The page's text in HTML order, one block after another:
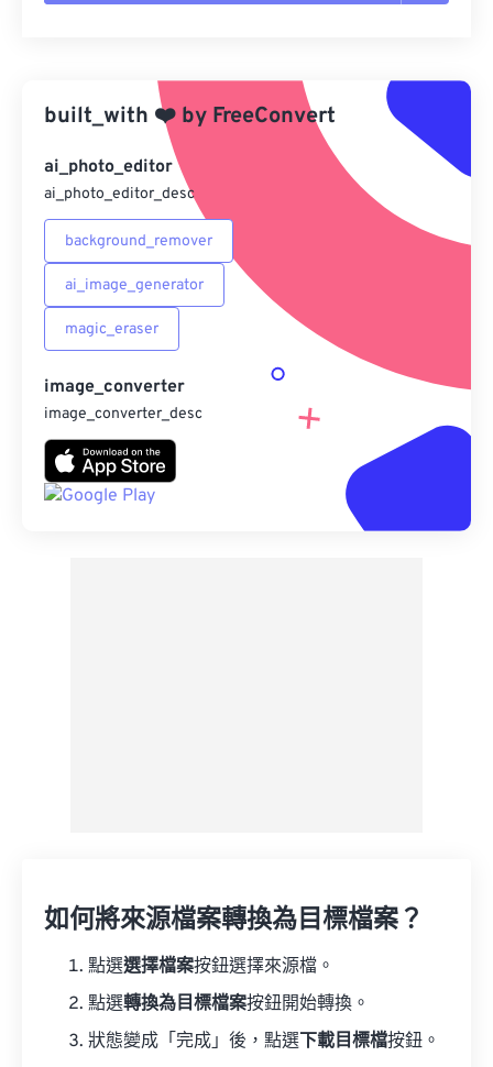
另存為預設
built_with ❤️ by FreeConvert
ai_photo_editor
ai_photo_editor_desc
background_remover
ai_image_generator
magic_eraser
image_converter
image_converter_desc
如何將來源檔案轉換為目標檔案？
點選選擇檔案按鈕選擇來源檔。
點選轉換為目標檔案按鈕開始轉換。
狀態變成「完成」後，點選 下載目標檔按鈕。